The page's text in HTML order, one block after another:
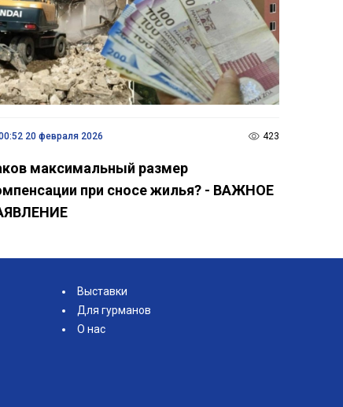
20 февраля 2026 423
максимальный размер
при сносе жилья? - ВАЖНОЕ
Выставки
Для гурманов
О нас